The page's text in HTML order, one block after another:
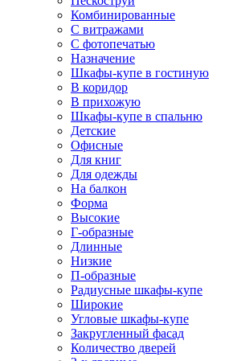
Комбинированные
С витражами
С фотопечатью
Назначение
Шкафы-купе в гостиную
В коридор
В прихожую
Шкафы-купе в спальню
Детские
Офисные
Для книг
Для одежды
На балкон
Форма
Высокие
Г-образные
Длинные
Низкие
П-образные
Радиусные шкафы-купе
Широкие
Угловые шкафы-купе
Закругленный фасад
Количество дверей